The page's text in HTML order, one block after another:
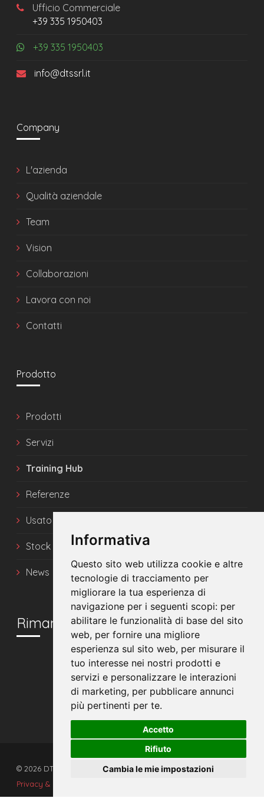
Informativa
Questo sito web utilizza cookie e altre
tecnologie di tracciamento per
migliorare la tua esperienza di
navigazione per i seguenti scopi: per
abilitare le funzionalità di base del sito
web, per fornire una migliore
esperienza sul sito web, per misurare il
tuo interesse nei nostri prodotti e
servizi e personalizzare le interazioni
di marketing, per pubblicare annunci
più pertinenti per te.
Accetto
Rifiuto
Cambia le mie impostazioni
Ufficio Commerciale
+39 335 1950403
+39 335 1950403
info@dtssrl.it
Company
L'azienda
Qualità aziendale
Team
Vision
Collaborazioni
Lavora con noi
Contatti
Prodotto
Prodotti
Servizi
Training Hub
Referenze
Usato
Stock
News
Rimani in contatto
© 2026 DTS srl - Tutti i diritti riservati. - P.IVA 00608510392
Privacy & Cookies